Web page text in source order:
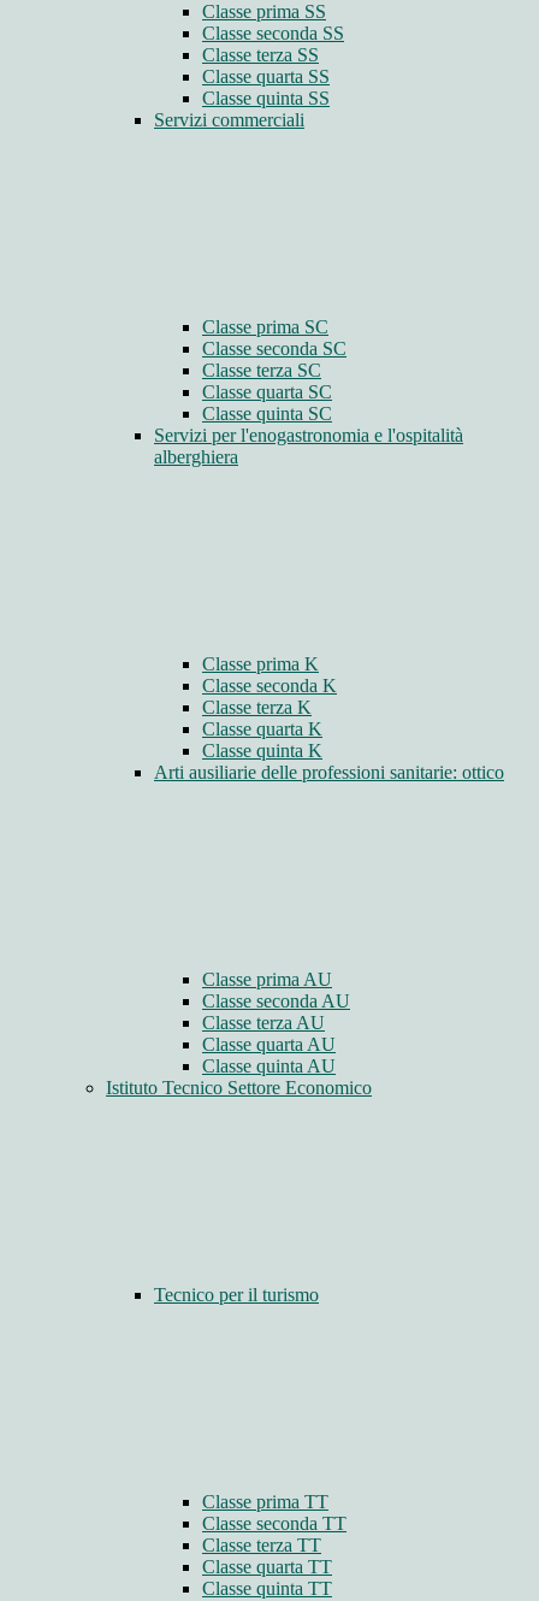
Classe prima SS
Classe seconda SS
Classe terza SS
Classe quarta SS
Classe quinta SS
Servizi commerciali
Classe prima SC
Classe seconda SC
Classe terza SC
Classe quarta SC
Classe quinta SC
Servizi per l'enogastronomia e l'ospitalità
alberghiera
Classe prima K
Classe seconda K
Classe terza K
Classe quarta K
Classe quinta K
Arti ausiliarie delle professioni sanitarie: ottico
Classe prima AU
Classe seconda AU
Classe terza AU
Classe quarta AU
Classe quinta AU
Istituto Tecnico Settore Economico
Tecnico per il turismo
Classe prima TT
Classe seconda TT
Classe terza TT
Classe quarta TT
Classe quinta TT